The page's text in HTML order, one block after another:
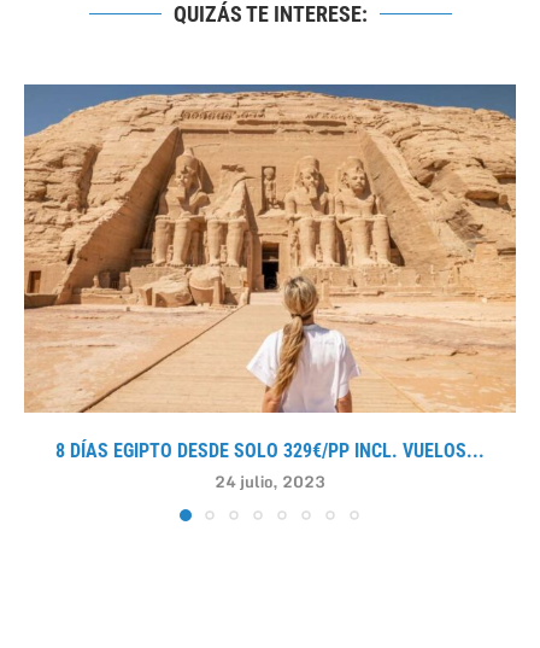
QUIZÁS TE INTERESE:
8 DÍAS EGIPTO DESDE SOLO 329€/PP INCL. VUELOS...
24 julio, 2023